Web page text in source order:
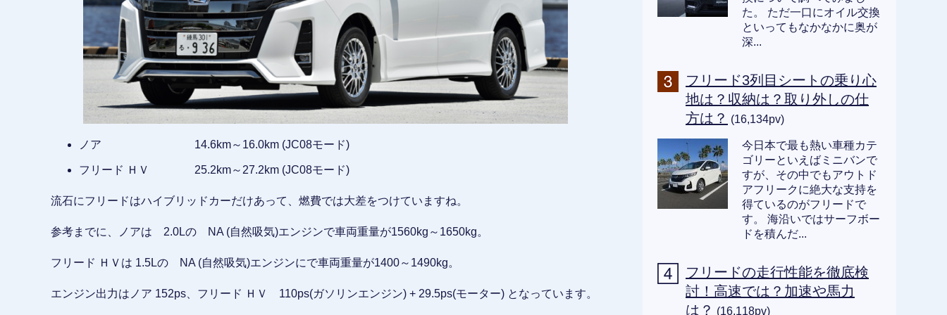
ノア 14.6km～16.0km (JC08モード)
フリード ＨＶ 25.2km～27.2km (JC08モード)
流石にフリードはハイブリッドカーだけあって、燃費では大差をつけていますね。
参考までに、ノアは 2.0Lの NA (自然吸気)エンジンで車両重量が1560kg～1650kg。
フリード ＨＶは 1.5Lの NA (自然吸気)エンジンにで車両重量が1400～1490kg。
エンジン出力はノア 152ps、フリード ＨＶ 110ps(ガソリンエンジン) + 29.5ps(モーター) となっています。
た。 ただ一口にオイル交換
といってもなかなかに奥が
深...
フリード3列目シートの乗り心
地は？収納は？取り外しの仕
方は？ (16,134pv)
今日本で最も熱い車種カテ
ゴリーといえばミニバンで
すが、その中でもアウトド
アフリークに絶大な支持を
得ているのがフリードで
す。 海沿いではサーフボー
ドを積んだ...
フリードの走行性能を徹底検
討！高速では？加速や馬力
は？ (16,118pv)